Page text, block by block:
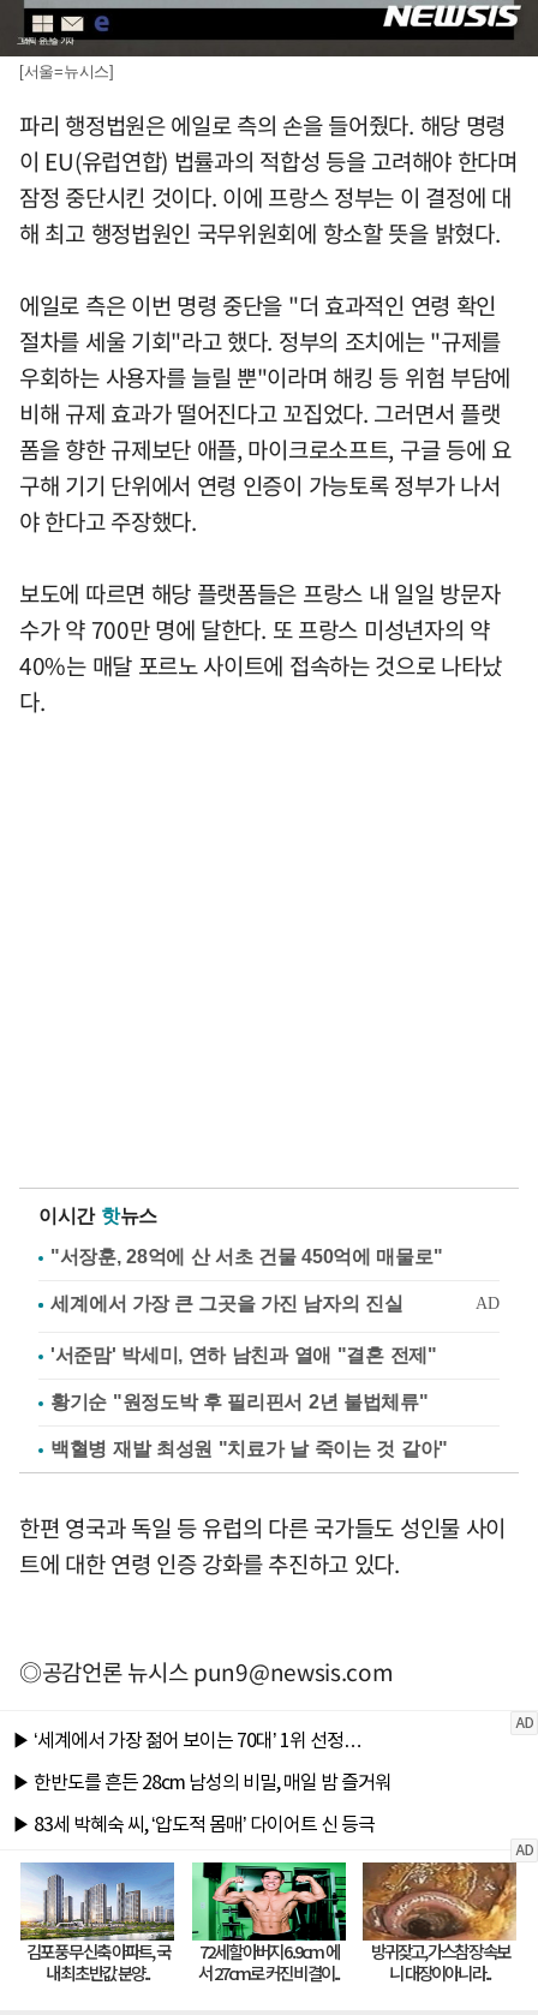
[서울=뉴시스]
파리 행정법원은 에일로 측의 손을 들어줬다. 해당 명령
이 EU(유럽연합) 법률과의 적합성 등을 고려해야 한다며
잠정 중단시킨 것이다. 이에 프랑스 정부는 이 결정에 대
해 최고 행정법원인 국무위원회에 항소할 뜻을 밝혔다.
에일로 측은 이번 명령 중단을 "더 효과적인 연령 확인
절차를 세울 기회"라고 했다. 정부의 조치에는 "규제를
우회하는 사용자를 늘릴 뿐"이라며 해킹 등 위험 부담에
비해 규제 효과가 떨어진다고 꼬집었다. 그러면서 플랫
폼을 향한 규제보단 애플, 마이크로소프트, 구글 등에 요
구해 기기 단위에서 연령 인증이 가능토록 정부가 나서
야 한다고 주장했다.
보도에 따르면 해당 플랫폼들은 프랑스 내 일일 방문자
수가 약 700만 명에 달한다. 또 프랑스 미성년자의 약
40%는 매달 포르노 사이트에 접속하는 것으로 나타났
다.
이시간 핫뉴스
"서장훈, 28억에 산 서초 건물 450억에 매물로"
'서준맘' 박세미, 연하 남친과 열애 "결혼 전제"
황기순 "원정도박 후 필리핀서 2년 불법체류"
백혈병 재발 최성원 "치료가 날 죽이는 것 같아"
한편 영국과 독일 등 유럽의 다른 국가들도 성인물 사이
트에 대한 연령 인증 강화를 추진하고 있다.
◎공감언론 뉴시스pun9@newsis.com